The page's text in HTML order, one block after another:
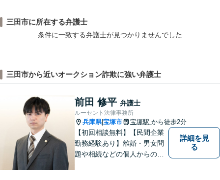
三田市に所在する弁護士
条件に一致する弁護士が見つかりませんでした
三田市から近いオークション詐欺に強い弁護士
前田 修平 弁護士
ルーセント法律事務所
兵庫県|宝塚市 宝塚駅 から徒歩2分
【初回相談無料】【民間企業
勤務経験あり】離婚・男女問
題や相続などの個人からのご
詳細を見
る